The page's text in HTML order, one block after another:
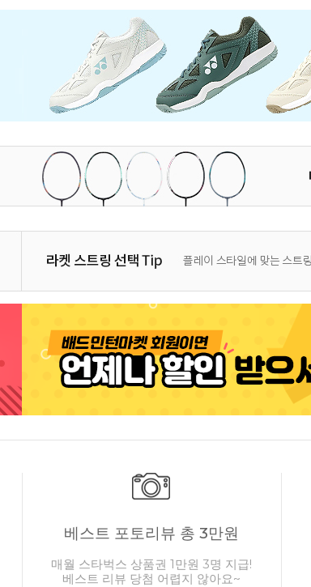
베스트 포토리뷰 총 3만원
매월 스타벅스 상품권 1만원 3명 지급!
베스트 리뷰 당첨 어렵지 않아요~